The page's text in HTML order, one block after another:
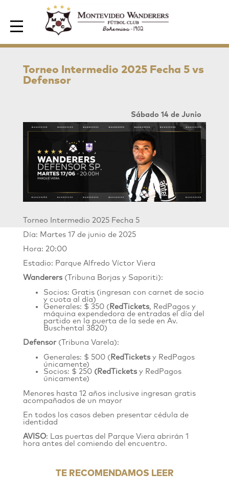
Area de Socios
Torneo Intermedio 2025 Fecha 5 vs
Defensor
Sábado 14 de Junio
Torneo Intermedio 2025 Fecha 5
Día: Martes 17 de junio de 2025
Hora: 20:00
Estadio: Parque Alfredo Víctor Viera
Wanderers(Tribuna Borjas y Saporiti):
Socios: Gratis (ingresan con carnet de socio
y cuota al día)
Generales: $ 350 (RedTickets, RedPagos y
máquina expendedora de entradas el día del
partido en la puerta de la sede en Av.
Buschental 3820)
Defensor(Tribuna Varela):
Generales: $ 500 (RedTickets y RedPagos
únicamente)
Socios: $ 250 (RedTicketsy RedPagos
únicamente)
Menores hasta 12 años inclusive ingresan gratis
acompañados de un mayor
En todos los casos deben presentar cédula de
identidad
AVISO: Las puertas del Parque Viera abrirán 1
hora antes del comiendo del encuentro.
TE RECOMENDAMOS LEER